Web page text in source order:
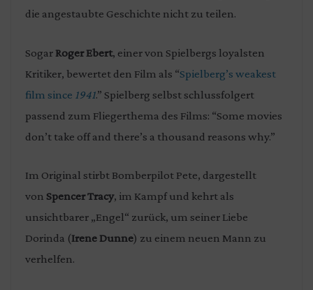
die angestaubte Geschichte nicht zu teilen.
Sogar Roger Ebert, einer von Spielbergs loyalsten
Kritiker, bewertet den Film als “Spielberg’s weakest
film since 1941.” Spielberg selbst schlussfolgert
passend zum Fliegerthema des Films: “Some movies
don’t take off and there’s a thousand reasons why.”
Im Original stirbt Bomberpilot Pete, dargestellt
von Spencer Tracy, im Kampf und kehrt als
unsichtbarer „Engel“ zurück, um seiner Liebe
Dorinda (Irene Dunne) zu einem neuen Mann zu
verhelfen.